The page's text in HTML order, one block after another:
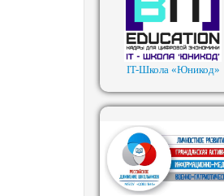
IT-Школа «Юникод»